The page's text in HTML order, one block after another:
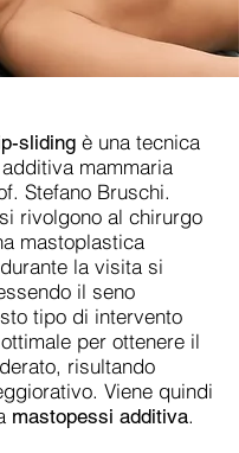
sliding è una tecnica
mammaria
Stefano Bruschi.
rivolgono al chirurgo
mastoplastica
la visita si
il seno
tipo di intervento
per ottenere il
risultando
Viene quindi
mastopessi additiva.